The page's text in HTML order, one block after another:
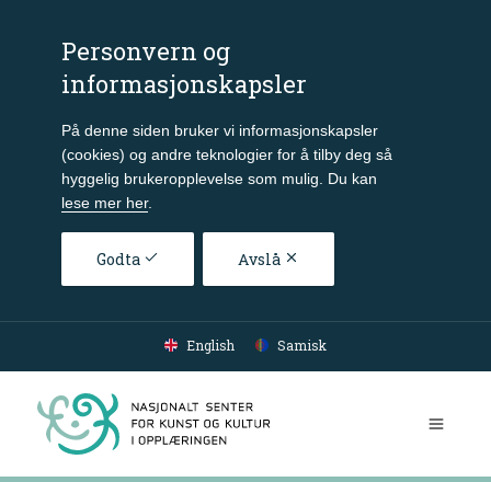
Personvern og
informasjonskapsler
På denne siden bruker vi informasjonskapsler
(cookies) og andre teknologier for å tilby deg så
hyggelig brukeropplevelse som mulig. Du kan
lese mer her.
Godta Avslå
Gå til hovedinnhold
English Samisk